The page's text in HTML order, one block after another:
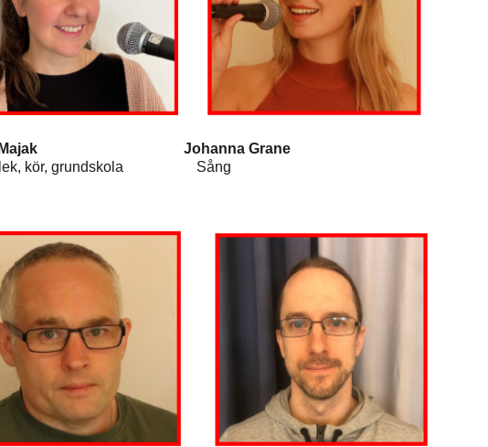
Johanna Grane
kör, grundskola Sång